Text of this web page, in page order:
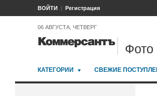
ВОЙТИ Регистрация
06 АВГУСТА, ЧЕТВЕРГ
Фото
КАТЕГОРИИ СВЕЖИЕ